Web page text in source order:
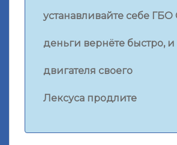
устанавливайте себе ГБО
деньги вернёте быстро, и
двигателя своего
Лексуса продлите